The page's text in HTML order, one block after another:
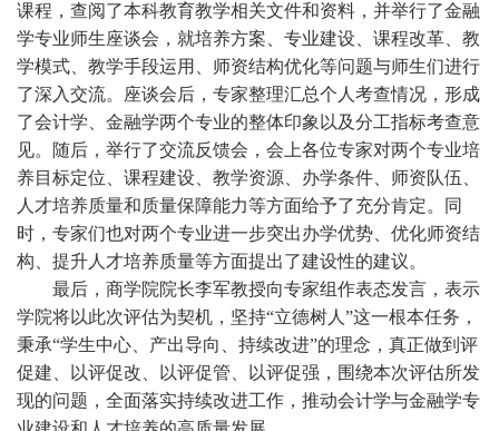
课程， 查阅了本科教育教学相关文件和资料，并举行了金融
学专业师生座谈会，就培养方案 专业建设、 课程改革、教
学模式、 教学手段运用、 师资结构优化等问题与师生们进行
了深入交流。
座谈会后，专家整理汇总个人考查情况， 形成
了会计学、金融学两个专业的整体印象以及分工指标考查意
见。
随后，举行了交流反馈会 ，会上各位专家对两个专业培
养目标定位、 课程建设、教学资源、 办学条件、 师资队伍、
人才培养质量和质量保障能力等方面给予了充分肯定。同
时，专家们也对两个专业进一步突出办学优势、 优化师资结
构、 提升人才培养质量等方面提出了建设性的建议。
最后，商学院院长李军教授向专家组作表态发言 ，表示
学院将以此次评估为契机， 坚持“立德树人”这一根本任务，
秉承“学生中心、产出导向、持续改进”的理念，真正做到评
促建、以评促改、以评促管、以评促强， 围绕本次评估所发
现的问题，全面落实持续改进工作，推动会计学与金融学专